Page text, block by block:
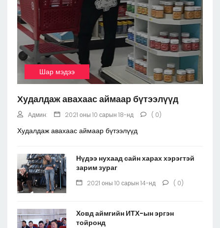
Шар мэдээ
Худалдаж авахаас аймаар бүтээлүүд
Админ: 2021 оны 10 сарын 18-нд ( 0)
Худалдаж авахаас аймаар бүтээлүүд
Нүдээ нухаад сайн харах хэрэгтэй
зарим зураг
2021 оны 10 сарын 14-нд ( 0)
Ховд аймгийн ИТХ-ын эргэн
тойронд